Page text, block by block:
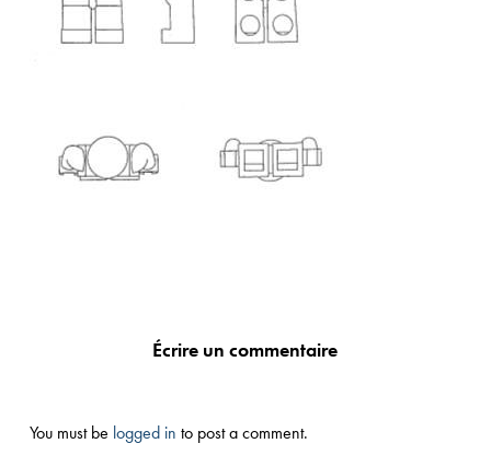
Écrire un commentaire
You must be logged in to post a comment.